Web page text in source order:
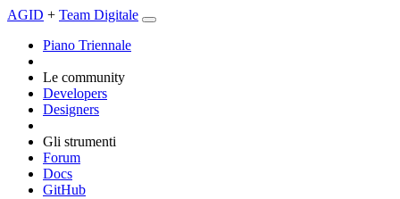
AGID + Team Digitale
Piano Triennale
Le community
Developers
Designers
Gli strumenti
Forum
Docs
GitHub